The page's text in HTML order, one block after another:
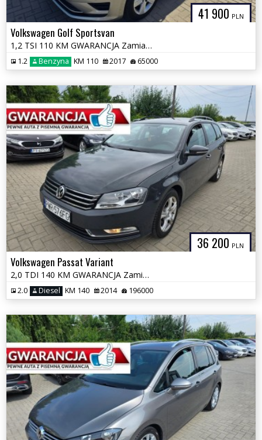
41 900 PLN
Volkswagen Golf Sportsvan
1,2 TSI 110 KM GWARANCJA Zamiana Zarejestrowany
1.2 Benzyna KM 110 2017 65000
36 200 PLN
Volkswagen Passat Variant
2,0 TDI 140 KM GWARANCJA Zamiana Zarejestrowany
2.0 Diesel KM 140 2014 196000